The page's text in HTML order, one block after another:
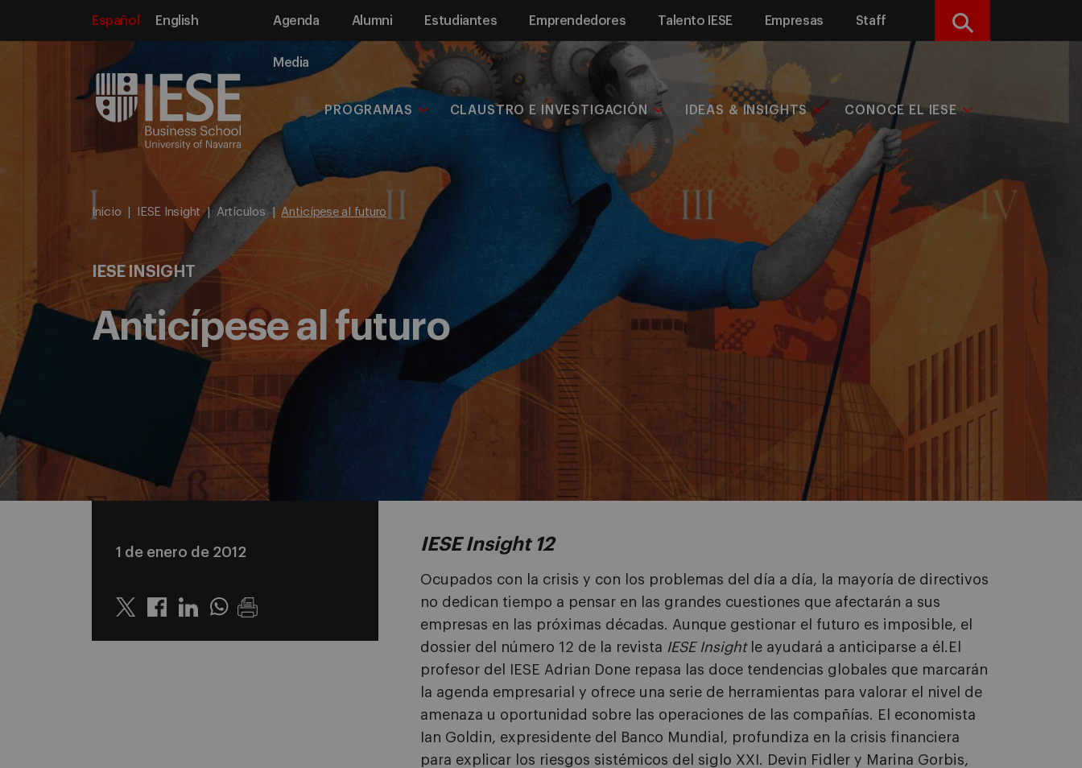
Español English Agenda Alumni Estudiantes Emprendedores Talento IESE Empresas Staff
Media
Buscar
PROGRAMAS CLAUSTRO E INVESTIGACIÓN IDEAS & INSIGHTS CONOCE EL IESE
Inicio IESE Insight Artículos Anticípese al futuro
IESE INSIGHT
Anticípese al futuro
1 de enero de 2012
Twitter LinkedinWhatsapp
IESE Insight 12
Ocupados con la crisis y con los problemas del día a día, la mayoría de directivos
no dedican tiempo a pensar en las grandes cuestiones que afectarán a sus
empresas en las próximas décadas. Aunque gestionar el futuro es imposible, el
dossier del número 12 de la revista IESE Insightle ayudará a anticiparse a él.El
profesor del IESE Adrian Done repasa las doce tendencias globales que marcarán
la agenda empresarial y ofrece una serie de herramientas para valorar el nivel de
amenaza u oportunidad sobre las operaciones de las compañías. El economista
Ian Goldin, expresidente del Banco Mundial, profundiza en la crisis financiera
para explicar los riesgos sistémicos del siglo XXI. Devin Fidler y Marina Gorbis,